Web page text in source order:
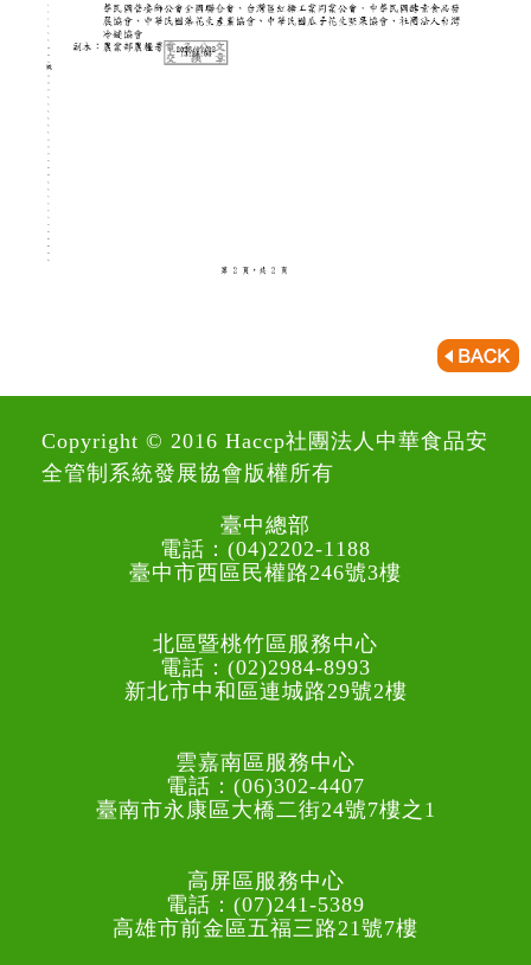
Copyright © 2016 Haccp社團法人中華食品安
全管制系統發展協會版權所有
臺中總部
電話：(04)2202-1188
臺中市西區民權路246號3樓
北區暨桃竹區服務中心
電話：(02)2984-8993
新北市中和區連城路29號2樓
雲嘉南區服務中心
電話：(06)302-4407
臺南市永康區大橋二街24號7樓之1
高屏區服務中心
電話：(07)241-5389
高雄市前金區五福三路21號7樓